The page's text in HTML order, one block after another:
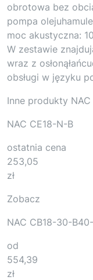
obrotowa bez
pompa
moc akustyczna:
W zestawie
wraz z
obsługi w języku
Inne produkty NAC
NAC CE18-N-B
ostatnia cena
253,05
zł
Zobacz
NAC CB18-30-
od
554,39
zł